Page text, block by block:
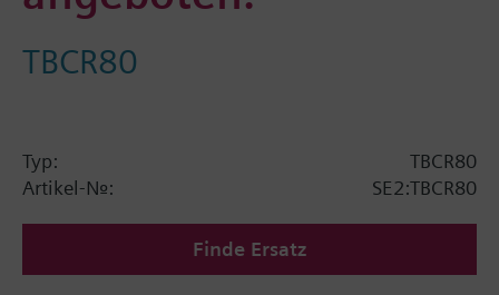
TBCR80
Typ:
TBCR80
Artikel-Nr.:
SE2:TBCR80
Finde Ersatz